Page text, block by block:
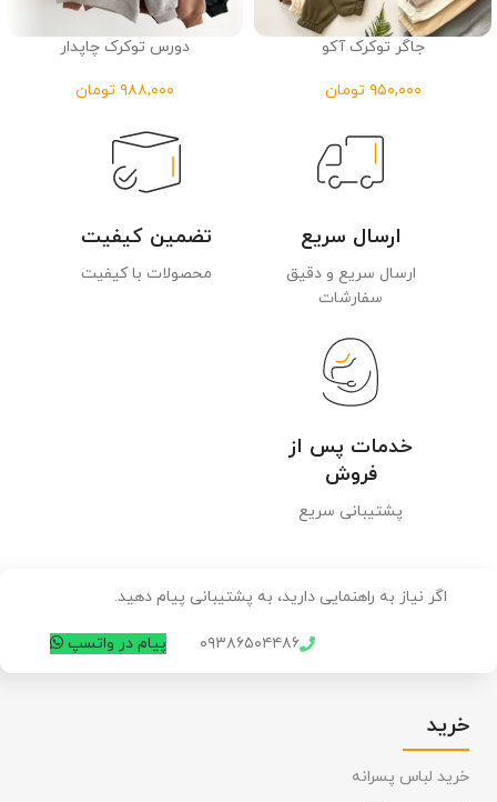
جاگر توکرک آکو
تومان
دورس توکرک چاپدار
تومان
ارسال سریع
ارسال سریع و دقیق
سفارشات
تضمین کیفیت
محصولات با کیفیت
خدمات پس از
فروش
پشتیبانی سریع
اگر نیاز به راهنمایی دارید، به پشتیبانی پیام دهید.
۰۹۳۸۶۵۰۴۴۸۶ پیام در واتسپ
خرید
خرید لباس پسرانه